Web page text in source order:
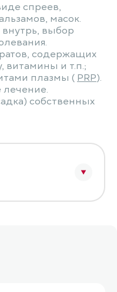
спреев,
масок.
выбор
содержащих
витамины и т.п.;
плазмы ( PRP).
лечение.
собственных